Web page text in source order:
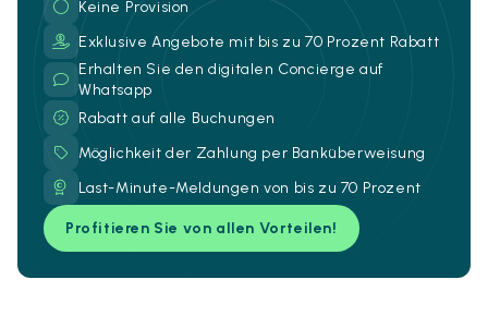
Keine Provision
Exklusive Angebote mit bis zu 70 Prozent Rabatt
Erhalten Sie den digitalen Concierge auf
Whatsapp
Rabatt auf alle Buchungen
Möglichkeit der Zahlung per Banküberweisung
Last-Minute-Meldungen von bis zu 70 Prozent
Profitieren Sie von allen Vorteilen!